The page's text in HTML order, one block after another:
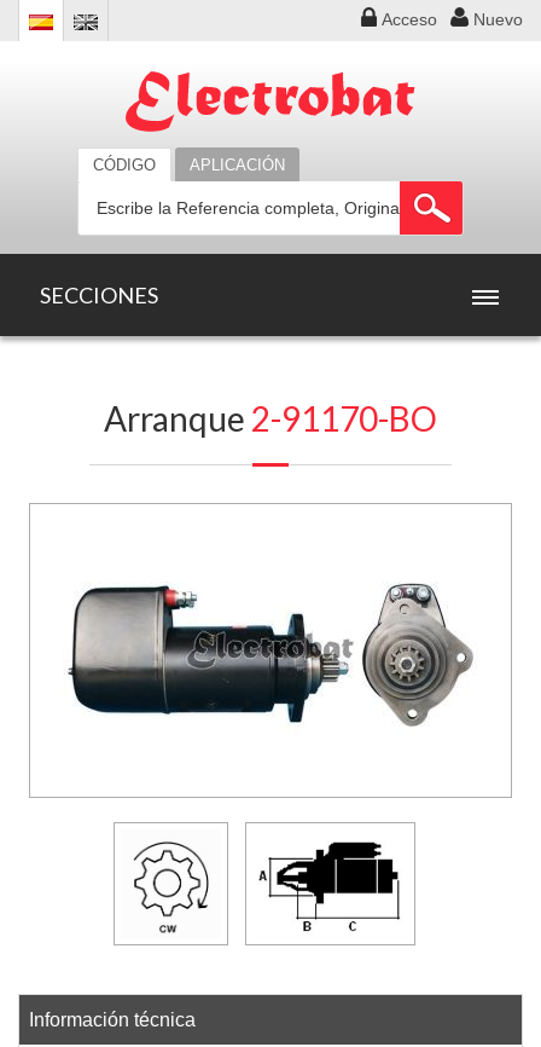
Acceso Nuevo
CÓDIGO APLICACIÓN
SECCIONES
OFERTAS
DESCARGAS
EMPRESA
CONTACTO
Arranque 2-91170-BO
Información técnica